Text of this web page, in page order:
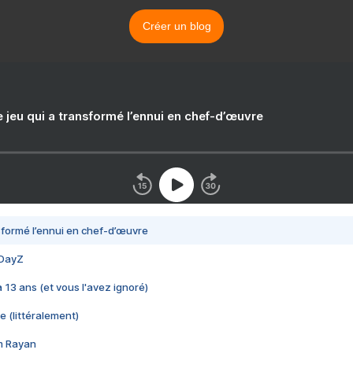
Créer un blog
jeu qui a transformé l’ennui en chef-d’œuvre
l’ennui en chef-d’œuvre
13 ans (et vous l'avez ignoré)
(littéralement)
Rayan